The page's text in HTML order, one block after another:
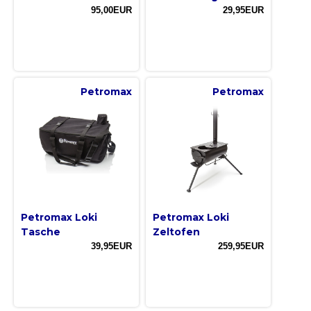
95,00EUR 29,95EUR
Petromax
Petromax Loki
Tasche
39,95EUR
Petromax
Petromax Loki
Zeltofen
259,95EUR